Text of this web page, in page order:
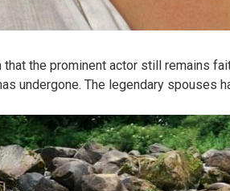
that the prominent actor still remains
undergone. The legendary spouses